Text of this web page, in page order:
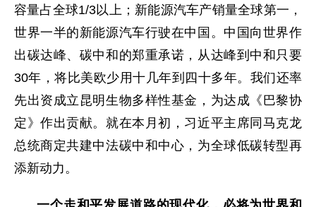
容量占全球1/3以上；新能源汽车产销量全球第一，
世界一半的新能源汽车行驶在中国。中国向世界作
出碳达峰、碳中和的郑重承诺，从达峰到中和只要
30年，将比美欧少用十几年到四十多年。我们还率
先出资成立昆明生物多样性基金，为达成《巴黎协
定》作出贡献。就在本月初，习近平主席同马克龙
总统商定共建中法碳中和中心，为全球低碳转型再
添新动力。